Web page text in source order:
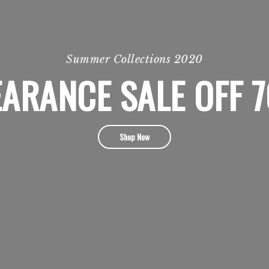
Summer Collections 2020
SALE OFF
Shop Now